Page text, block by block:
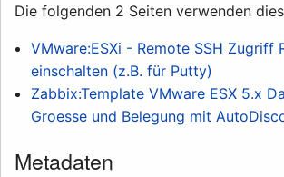
Die folgenden 2 Seiten verwenden
VMware:ESXi - Remote SSH Zugriff
einschalten (z.B. für Putty)
Zabbix:Template VMware ESX 5.x
Groesse und Belegung mit
Metadaten